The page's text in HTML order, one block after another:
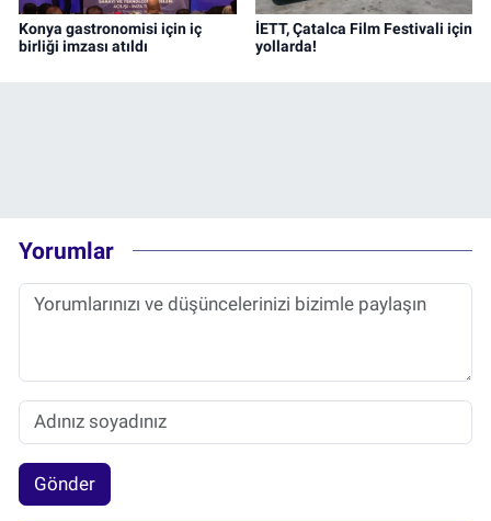
Konya gastronomisi için iç
birliği imzası atıldı
İETT, Çatalca Film Festivali için
yollarda!
Yorumlar
Gönder